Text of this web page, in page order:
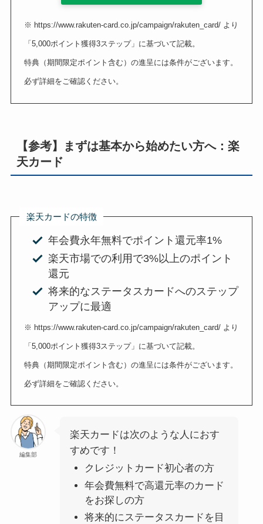
※ https://www.rakuten-card.co.jp/campaign/rakuten_card/ より
「5,000ポイント獲得3ステップ」に基づいて記載。
特典（期間限定ポイント含む）の進呈には条件がございます。
必ず詳細をご確認ください。
【参考】まずは基本から始めたい方へ：楽
天カード
楽天カードの特徴
年会費永年無料でポイント還元率1%
楽天市場での利用で3%以上のポイント
還元
将来的なステータスカードへのステップ
アップに最適
※ https://www.rakuten-card.co.jp/campaign/rakuten_card/ より
「5,000ポイント獲得3ステップ」に基づいて記載。
特典（期間限定ポイント含む）の進呈には条件がございます。
必ず詳細をご確認ください。
編集部
楽天カードは次のような人におす
すめです！
クレジットカード初心者の方
年会費無料で高還元率のカード
をお探しの方
将来的にステータスカードを目